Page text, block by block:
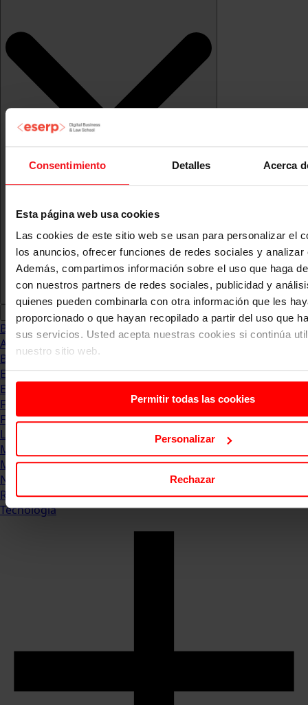
Consentimiento Detalles Acerca
Esta página web usa cookies
Las cookies de este sitio web se usan para personalizar el
los anuncios, ofrecer funciones de redes sociales y analizar
Además, compartimos información sobre el uso que haga
con nuestros partners de redes sociales, publicidad y
quienes pueden combinarla con otra información que les
proporcionado o que hayan recopilado a partir del uso que
sus servicios. Usted acepta nuestras cookies si continúa
nuestro sitio web.
Permitir todas las cookies
Personalizar
Rechazar
Blog
Abogacia
Business
Empleo & Emprendimiento
Empresas
Finanzas
Formación & Estudios
Luxury
Management
Marketing & Comunicación
Negocios
Recursos Humanos
Tecnología